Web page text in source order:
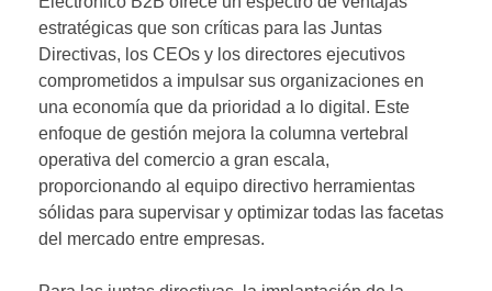
estratégicas que son críticas para las Juntas
Directivas, los CEOs y los directores ejecutivos
comprometidos a impulsar sus organizaciones en
una economía que da prioridad a lo digital. Este
enfoque de gestión mejora la columna vertebral
operativa del comercio a gran escala,
proporcionando al equipo directivo herramientas
sólidas para supervisar y optimizar todas las facetas
del mercado entre empresas.